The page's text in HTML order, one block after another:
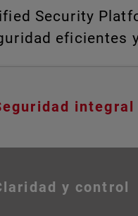
Security
eficientes
integral
y control